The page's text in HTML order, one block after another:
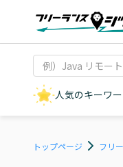
人気のキーワー
トップページ フリ